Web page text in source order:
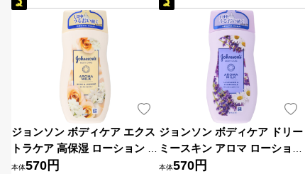
ジョンソン ボディケア エクス
トラケア 高保湿 ローション ２
００ｍｌ ＪＮＴＬコンシュー
本体570円
ジョンソン ボディケア ドリー
ミースキン アロマ ローション
２００ｍｌ ＪＮＴＬコンシュ
本体570円